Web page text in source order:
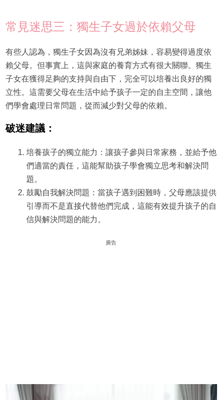
常見迷思三：獨生子女過於依賴父母
有些人認為，獨生子女因為沒有兄弟姊妹，容易變得過度依
賴父母。但事實上，這與家庭的養育方式有很大關聯。獨生
子女在獲得足夠的支持與自由下，完全可以培養出良好的獨
立性。這需要父母在生活中給予孩子一定的自主空間，讓他
們學會處理日常問題，從而減少對父母的依賴。
破迷建議：
培養孩子的獨立能力：讓孩子參與日常家務，並給予他
們適當的責任，這能幫助孩子學會獨立思考和解決問
題。
鼓勵自我解決問題：當孩子遇到困難時，父母應該提供
引導而不是直接代替他們完成，這能有效提升孩子的自
信與解決問題的能力。
廣告